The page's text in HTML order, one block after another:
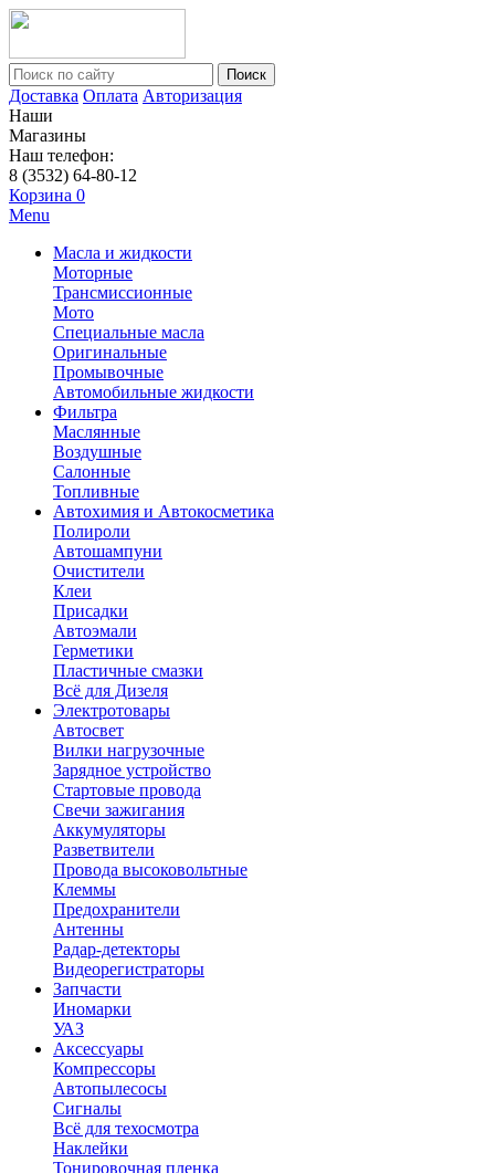
Поиск
Доставка Оплата Авторизация
Наши
Магазины
Наш телефон:
8 (3532) 64-80-12
Корзина 0
Menu
Масла и жидкости
Моторные
Трансмиссионные
Мото
Специальные масла
Оригинальные
Промывочные
Автомобильные жидкости
Фильтра
Маслянные
Воздушные
Салонные
Топливные
Автохимия и Автокосметика
Полироли
Автошампуни
Очистители
Клеи
Присадки
Автоэмали
Герметики
Пластичные смазки
Всё для Дизеля
Электротовары
Автосвет
Вилки нагрузочные
Зарядное устройство
Стартовые провода
Свечи зажигания
Аккумуляторы
Разветвители
Провода высоковольтные
Клеммы
Предохранители
Антенны
Радар-детекторы
Видеорегистраторы
Запчасти
Иномарки
УАЗ
Аксесcуары
Компрессоры
Автопылесосы
Сигналы
Всё для техосмотра
Наклейки
Тонировочная пленка